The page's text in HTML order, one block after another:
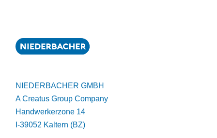
NIEDERBACHER GMBH
A Creatus Group Company
Handwerkerzone 14
I-39052 Kaltern (BZ)